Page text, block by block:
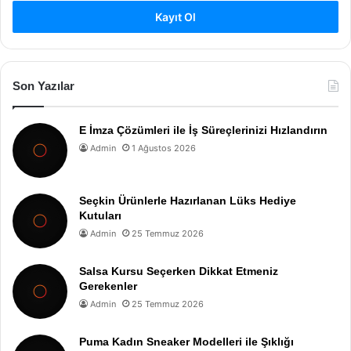
Kayıt Ol
Son Yazılar
E İmza Çözümleri ile İş Süreçlerinizi Hızlandırın
Admin 1 Ağustos 2026
Seçkin Ürünlerle Hazırlanan Lüks Hediye
Kutuları
Admin 25 Temmuz 2026
Salsa Kursu Seçerken Dikkat Etmeniz
Gerekenler
Admin 25 Temmuz 2026
Puma Kadın Sneaker Modelleri ile Şıklığı